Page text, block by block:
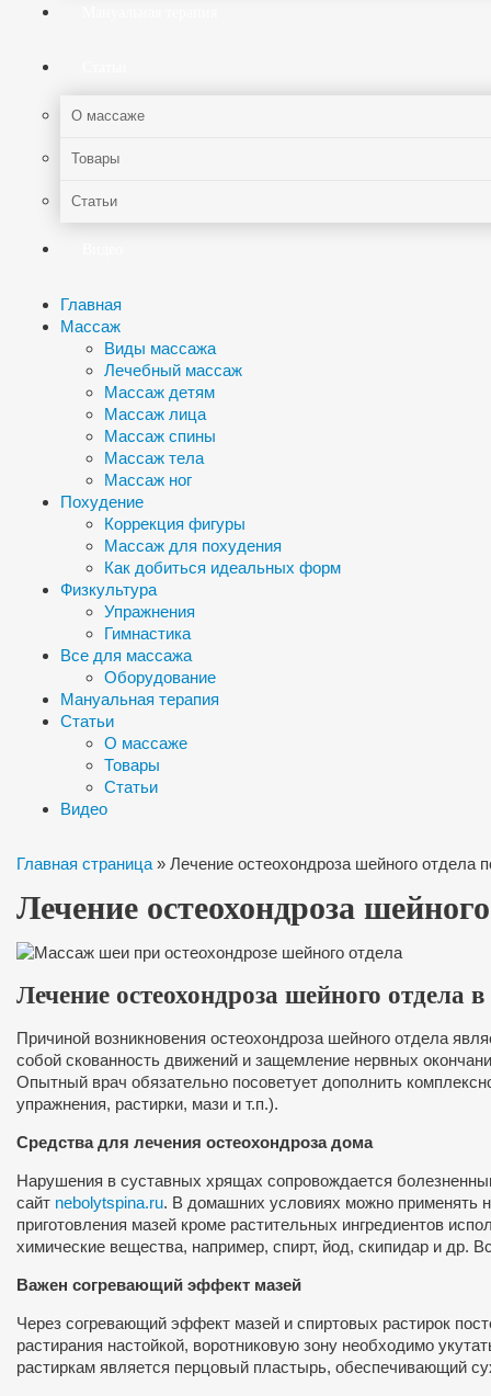
О массаже
Товары
Статьи
Главная
Массаж
Виды массажа
Лечебный массаж
Массаж детям
Массаж лица
Массаж спины
Массаж тела
Массаж ног
Похудение
Коррекция фигуры
Массаж для похудения
Как добиться идеальных форм
Физкультура
Упражнения
Гимнастика
Все для массажа
Оборудование
Мануальная терапия
Статьи
О массаже
Товары
Статьи
Видео
Главная страница » Лечение остеохондроза шейного отдела
Лечение остеохондроза
Лечение остеохондроза шейного отдела
Причиной возникновения остеохондроза шейного отдела
собой скованность движений и защемление нервных
Опытный врач обязательно посоветует дополнить
упражнения, растирки, мази и т.п.).
Средства для лечения остеохондроза дома
Нарушения в суставных хрящах сопровождается
сайт nebolytspina.ru. В домашних условиях можно применять
приготовления мазей кроме растительных ингредиентов
химические вещества, например, спирт, йод, скипидар и др.
Важен согревающий эффект мазей
Через согревающий эффект мазей и спиртовых растирок
растирания настойкой, воротниковую зону необходимо
растиркам является перцовый пластырь, обеспечивающий